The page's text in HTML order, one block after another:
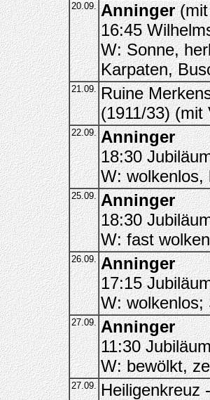
20.09. Anninger(mit
16:45
W: Sonne,
Karpaten,
21.09. Ruine
(1911/33) (mit
22.09. Anninger
18:30
W: wolkenlos,
25.09. Anninger
18:30
W: fast
26.09. Anninger
17:15
W: wolkenlos;
27.09. Anninger
11:30
W: bewölkt,
27.09. Heiligenkreuz